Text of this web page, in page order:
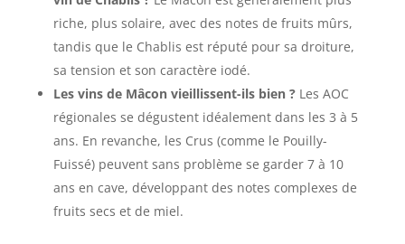
riche, plus solaire, avec des notes de fruits mûrs,
tandis que le Chablis est réputé pour sa droiture,
sa tension et son caractère iodé.
Les vins de Mâcon vieillissent-ils bien ?Les AOC
régionales se dégustent idéalement dans les 3 à 5
ans. En revanche, les Crus (comme le Pouilly-
Fuissé) peuvent sans problème se garder 7 à 10
ans en cave, développant des notes complexes de
fruits secs et de miel.